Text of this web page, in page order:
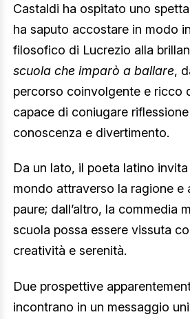
Castaldi ha ospitato uno
ha saputo accostare in modo
filosofico di Lucrezio alla
scuola che imparò a ballare,
percorso coinvolgente e ricco
capace di coniugare
conoscenza e divertimento.
Da un lato, il poeta latino
mondo attraverso la ragione e
paure; dall’altro, la commedia
scuola possa essere vissuta
creatività e serenità.
Due prospettive
incontrano in un messaggio